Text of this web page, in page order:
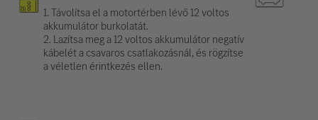
1. Távolítsa el a motortérben lévő 12 voltos
akkumulátor burkolatát.
2. Lazítsa meg a 12 voltos akkumulátor negatív
kábelét a csavaros csatlakozásnál, és rögzítse
a véletlen érintkezés ellen.